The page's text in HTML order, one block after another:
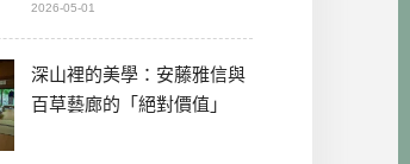
2026-05-01
深山裡的美學：安藤雅信與
百草藝廊的「絕對價值」